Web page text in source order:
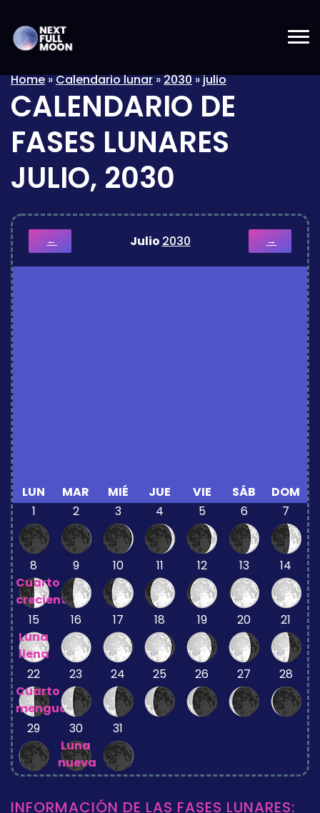
Home»Calendario lunar»2030»julio
CALENDARIO DE
FASES LUNARES
JULIO, 2030
← Julio 2030 →
LUN MAR MIÉ JUE VIE SÁB
DOM
1
2 3 4 5 6 7
8
Cuarto
creciente
9 10 11 12 13 14
15
Luna
llena
16 17 18 19 20 21
22
Cuarto
menguante
23 24 25 26 27 28
29
30
Luna
nueva
31
INFORMACIÓN DE LAS FASES LUNARES: